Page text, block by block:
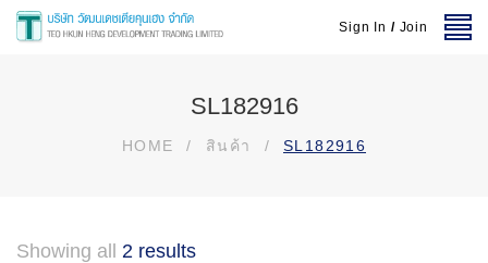
Sign In / Join
SL182916
HOME / สินค้า / SL182916
Showing all 2 results